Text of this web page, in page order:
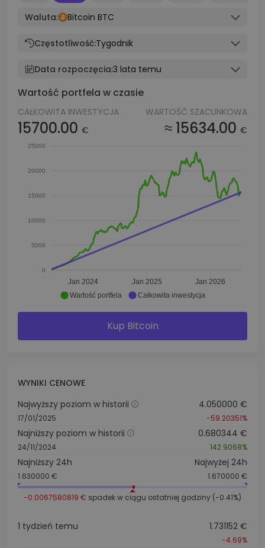
Waluta:
Bitcoin BTC
Częstotliwość:Tygodnik
Data rozpoczęcia:3 lata temu
Wartość portfela w czasie
CAŁKOWITA INWESTYCJA
15700.00 €
WARTOŚĆ SZACUNKOWA
≈ 15634.00 €
25000
20000
15000
10000
5000
0
Jan 2024 Jan 2025 Jan 2026
Wartość portfela Całkowita inwestycja
Kup Bitcoin
WYNIKI CENOWE
Najwyższy poziom w historii
17/01/2025
4.050000 €
-59.20351%
Najniższy poziom w historii
24/11/2024
0.680344 €
142.9068%
Najniższy 24h
1.630000 €
Najwyżej 24h
1.670000 €
-0.0067580819 € spadek w ciągu ostatniej godziny (-0.41%)
1 tydzień temu 1.731152 €
-4.69%